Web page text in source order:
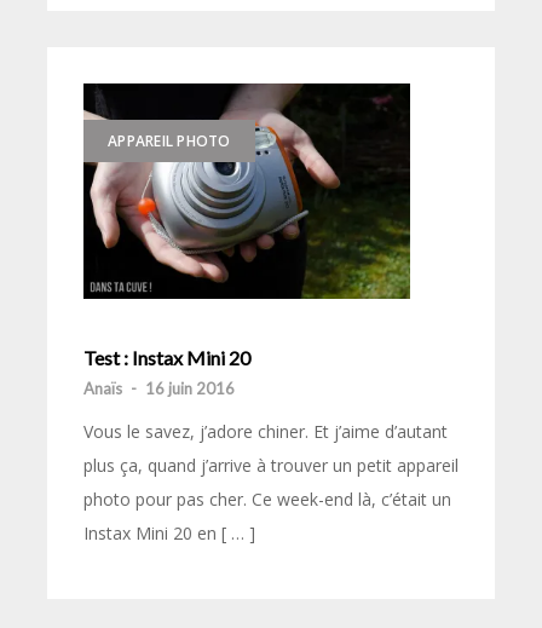
APPAREIL PHOTO
Test : Instax Mini 20
Anaïs - 16 juin 2016
Vous le savez, j’adore chiner. Et j’aime d’autant
plus ça, quand j’arrive à trouver un petit appareil
photo pour pas cher. Ce week-end là, c’était un
Instax Mini 20 en [ … ]